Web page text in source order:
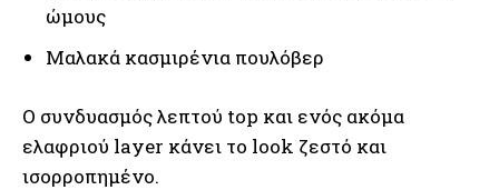
ώμους
Μαλακά κασμιρένια πουλόβερ
Ο συνδυασμός λεπτού top και ενός ακόμα
ελαφριού layer κάνει το look ζεστό και
ισορροπημένο.